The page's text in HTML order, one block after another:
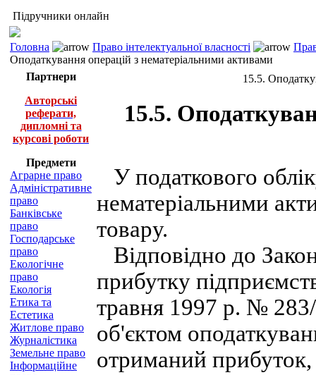
Підручники онлайн
Головна Право інтелектуальної власності
Оподаткування операцій з нематеріальними активами
Партнери
Авторські
реферати,
дипломні та
курсові роботи
Предмети
Аграрне право
Адміністративне
право
Банківське
право
Господарське
право
Екологічне
право
Екологія
Етика та
Естетика
Житлове право
Журналістика
Земельне право
Інформаційне
15.5.
15.5.
У податкового
нематеріальними
товару.
Відповідно до
прибутку
травня 1997 р. №
об'єктом
отриманий